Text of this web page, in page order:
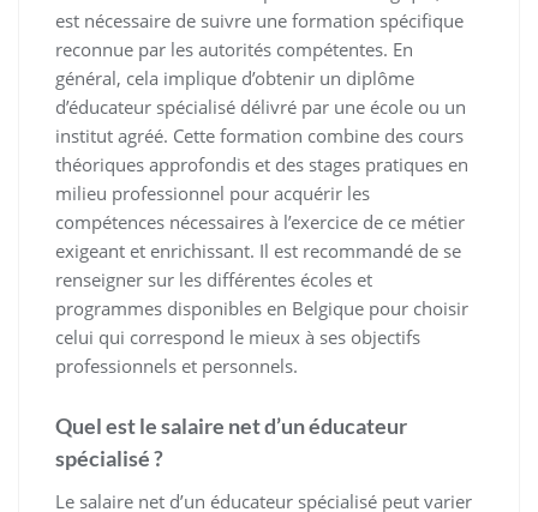
est nécessaire de suivre une formation spécifique
reconnue par les autorités compétentes. En
général, cela implique d’obtenir un diplôme
d’éducateur spécialisé délivré par une école ou un
institut agréé. Cette formation combine des cours
théoriques approfondis et des stages pratiques en
milieu professionnel pour acquérir les
compétences nécessaires à l’exercice de ce métier
exigeant et enrichissant. Il est recommandé de se
renseigner sur les différentes écoles et
programmes disponibles en Belgique pour choisir
celui qui correspond le mieux à ses objectifs
professionnels et personnels.
Quel est le salaire net d’un éducateur
spécialisé ?
Le salaire net d’un éducateur spécialisé peut varier